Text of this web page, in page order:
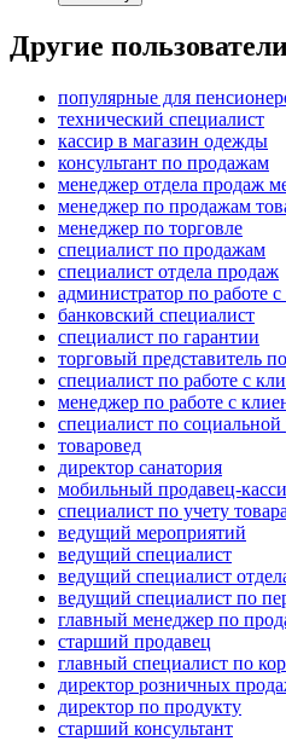
Другие
популярные для
технический специалист
кассир в магазин одежды
консультант по продажам
менеджер отдела продаж
менеджер по продажам
менеджер по торговле
специалист по продажам
специалист отдела продаж
администратор по работе
банковский специалист
специалист по гарантии
торговый представитель
специалист по работе с
менеджер по работе с
специалист по социальной
товаровед
директор санатория
мобильный продавец-
специалист по учету товара
ведущий мероприятий
ведущий специалист
ведущий специалист
ведущий специалист по
главный менеджер по
старший продавец
главный специалист по
директор розничных
директор по продукту
старший консультант